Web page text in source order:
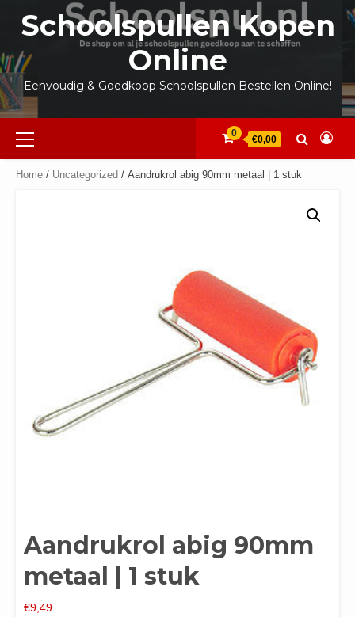
inhoud
Schoolspullen Kopen
Online
Eenvoudig & Goedkoop Schoolspullen Bestellen Online!
Primair
menu
0
€0,00
Home / Uncategorized / Aandrukrol abig 90mm metaal | 1 stuk
Aandrukrol abig 90mm
metaal | 1 stuk
€9,49